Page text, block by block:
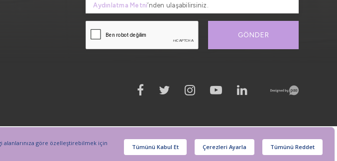
Aydınlatma Metni’nden ulaşabilirsiniz.
GÖNDER